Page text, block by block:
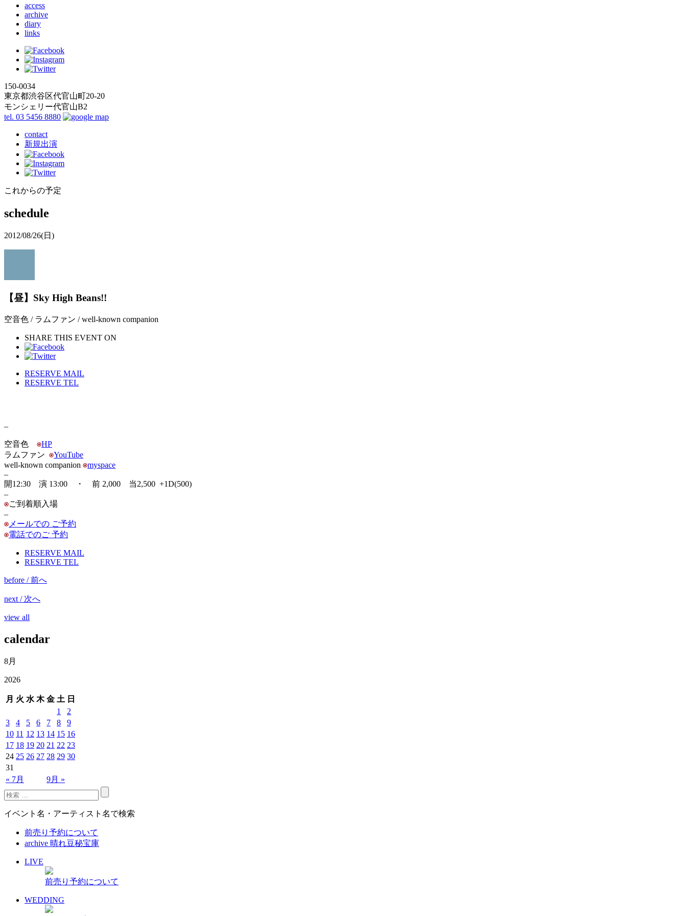
access
archive
diary
links
150-0034
東京都渋谷区代官山町20-20
モンシェリー代官山B2
tel. 03 5456 8880
contact
新規出演
これからの予定
schedule
2012/08/26(日)
【昼】Sky High Beans!!
空音色 / ラムファン / well-known companion
SHARE THIS EVENT ON
RESERVE MAIL
RESERVE TEL
–
空音色
HP
ラムファン
YouTube
well-known companion
myspace
–
開12:30 演 13:00 ・ 前 2,000 当2,500 +1D(500)
–
ご到着順入場
–
メールでの ご予約
電話でのご 予約
RESERVE MAIL
RESERVE TEL
before / 前へ
next / 次へ
view all
calendar
8月
2026
月 火 水 木 金 土 日
« 7月 9月 »
1
2
3
4 5 6 7 8
9
10 11 12 13 14 15 16
17 18 19 20 21 22 23
24 25 26 27 28 29 30
31
イベント名・アーティスト名で検索
前売り予約について
archive 晴れ豆秘宝庫
LIVE
前売り予約について
WEDDING